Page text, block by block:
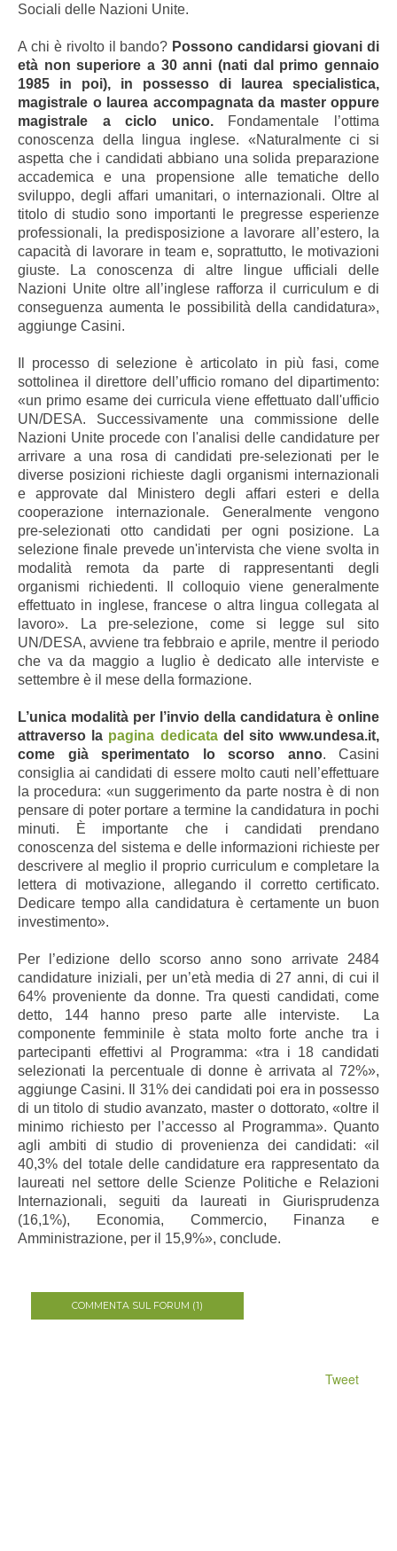
Sociali delle Nazioni Unite.
A chi è rivolto il bando? Possono candidarsi giovani di
età non superiore a 30 anni (nati dal primo gennaio
1985 in poi), in possesso di laurea specialistica,
magistrale o laurea accompagnata da master oppure
magistrale a ciclo unico.Fondamentale l’ottima
conoscenza della lingua inglese. «Naturalmente ci si
aspetta che i candidati abbiano una solida preparazione
accademica e una propensione alle tematiche dello
sviluppo, degli affari umanitari, o internazionali. Oltre al
titolo di studio sono importanti le pregresse esperienze
professionali, la predisposizione a lavorare all’estero, la
capacità di lavorare in team e, soprattutto, le motivazioni
giuste. La conoscenza di altre lingue ufficiali delle
Nazioni Unite oltre all’inglese rafforza il curriculum e di
conseguenza aumenta le possibilità della candidatura»,
aggiunge Casini.
Il processo di selezione è articolato in più fasi, come
sottolinea il direttore dell’ufficio romano del dipartimento:
«un primo esame dei curricula viene effettuato dall'ufficio
UN/DESA. Successivamente una commissione delle
Nazioni Unite procede con l'analisi delle candidature per
arrivare a una rosa di candidati pre-selezionati per le
diverse posizioni richieste dagli organismi internazionali
e approvate dal Ministero degli affari esteri e della
cooperazione internazionale. Generalmente vengono
pre-selezionati otto candidati per ogni posizione. La
selezione finale prevede un'intervista che viene svolta in
modalità remota da parte di rappresentanti degli
organismi richiedenti. Il colloquio viene generalmente
effettuato in inglese, francese o altra lingua collegata al
lavoro». La pre-selezione, come si legge sul sito
UN/DESA, avviene tra febbraio e aprile, mentre il periodo
che va da maggio a luglio è dedicato alle interviste e
settembre è il mese della formazione.
L’unica modalità per l’invio della candidatura è online
attraverso la pagina dedicatadel sito www.undesa.it,
come già sperimentato lo scorso anno. Casini
consiglia ai candidati di essere molto cauti nell’effettuare
la procedura: «un suggerimento da parte nostra è di non
pensare di poter portare a termine la candidatura in pochi
minuti. È importante che i candidati prendano
conoscenza del sistema e delle informazioni richieste per
descrivere al meglio il proprio curriculum e completare la
lettera di motivazione, allegando il corretto certificato.
Dedicare tempo alla candidatura è certamente un buon
investimento».
Per l’edizione dello scorso anno sono arrivate 2484
candidature iniziali, per un’età media di 27 anni, di cui il
64% proveniente da donne. Tra questi candidati, come
detto, 144 hanno preso parte alle interviste. La
componente femminile è stata molto forte anche tra i
partecipanti effettivi al Programma: «tra i 18 candidati
selezionati la percentuale di donne è arrivata al 72%»,
aggiunge Casini. Il 31% dei candidati poi era in possesso
di un titolo di studio avanzato, master o dottorato, «oltre il
minimo richiesto per l’accesso al Programma». Quanto
agli ambiti di studio di provenienza dei candidati: «il
40,3% del totale delle candidature era rappresentato da
laureati nel settore delle Scienze Politiche e Relazioni
Internazionali, seguiti da laureati in Giurisprudenza
(16,1%), Economia, Commercio, Finanza e
Amministrazione, per il 15,9%», conclude.
COMMENTA SUL FORUM (1)
Tweet